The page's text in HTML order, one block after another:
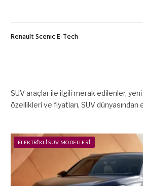
Renault Scenic E-Tech
SUV araçlar ile ilgili merak edilenler,
özellikleri ve fiyatları, SUV dünyasından
ELEKTRIKLI SUV MODELLERI